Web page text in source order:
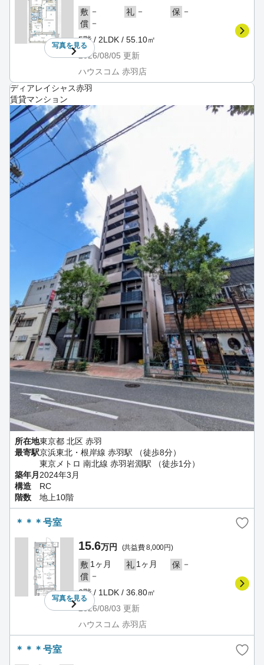
写真を見る
敷 － 礼 － 保 －
償 －
5階 / 2LDK / 55.10㎡
2026/08/05 更新
ハウスコム 赤羽店
ディアレイシャス赤羽
賃貸マンション
所在地東京都 北区 赤羽
最寄駅京浜東北・根岸線 赤羽駅 （徒歩8分）
東京メトロ 南北線 赤羽岩淵駅 （徒歩1分）
築年月 2024年3月
構造
RC
階数
地上10階
＊＊＊号室
写真を見る
15.6万円 (共益費 8,000円)
敷 1ヶ月 礼 1ヶ月 保 －
償 －
6階 / 1LDK / 36.80㎡
2026/08/03 更新
ハウスコム 赤羽店
＊＊＊号室